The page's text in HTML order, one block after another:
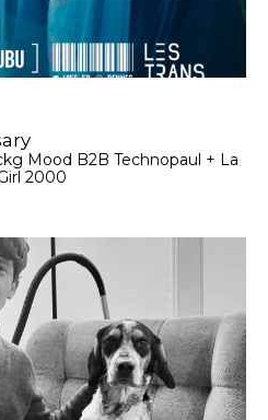
Mood B2B Technopaul + La
2000